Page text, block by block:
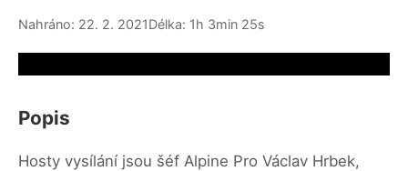
Nahráno: 22. 2. 2021Délka: 1h 3min 25s
Popis
Hosty vysílání jsou šéf Alpine Pro Václav Hrbek,